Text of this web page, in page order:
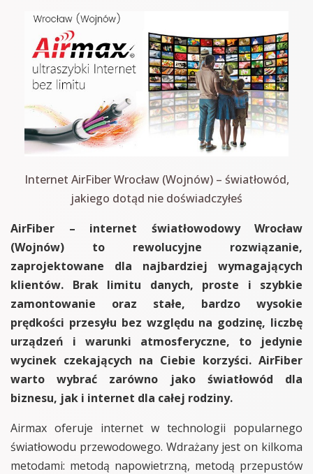
Internet AirFiber Wrocław (Wojnów) – światłowód,
jakiego dotąd nie doświadczyłeś
AirFiber – internet światłowodowy Wrocław
(Wojnów) to rewolucyjne rozwiązanie,
zaprojektowane dla najbardziej wymagających
klientów. Brak limitu danych, proste i szybkie
zamontowanie oraz stałe, bardzo wysokie
prędkości przesyłu bez względu na godzinę, liczbę
urządzeń i warunki atmosferyczne, to jedynie
wycinek czekających na Ciebie korzyści. AirFiber
warto wybrać zarówno jako światłowód dla
biznesu, jak i internet dla całej rodziny.
Airmax oferuje internet w technologii popularnego
światłowodu przewodowego. Wdrażany jest on kilkoma
metodami: metodą napowietrzną, metodą przepustów